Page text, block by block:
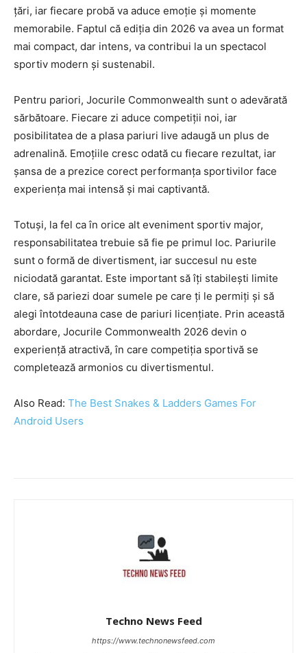
țări, iar fiecare probă va aduce emoție și momente
memorabile. Faptul că ediția din 2026 va avea un format
mai compact, dar intens, va contribui la un spectacol
sportiv modern și sustenabil.
Pentru pariori, Jocurile Commonwealth sunt o adevărată
sărbătoare. Fiecare zi aduce competiții noi, iar
posibilitatea de a plasa pariuri live adaugă un plus de
adrenalină. Emoțiile cresc odată cu fiecare rezultat, iar
șansa de a prezice corect performanța sportivilor face
experiența mai intensă și mai captivantă.
Totuși, la fel ca în orice alt eveniment sportiv major,
responsabilitatea trebuie să fie pe primul loc. Pariurile
sunt o formă de divertisment, iar succesul nu este
niciodată garantat. Este important să îți stabilești limite
clare, să pariezi doar sumele pe care ți le permiți și să
alegi întotdeauna case de pariuri licențiate. Prin această
abordare, Jocurile Commonwealth 2026 devin o
experiență atractivă, în care competiția sportivă se
completează armonios cu divertismentul.
Also Read: The Best Snakes & Ladders Games For
Android Users
Techno News Feed
https://www.technonewsfeed.com